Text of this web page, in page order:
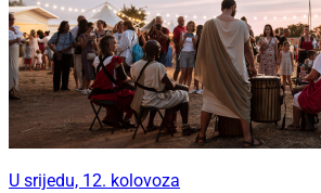
U srijedu, 12. kolovoza